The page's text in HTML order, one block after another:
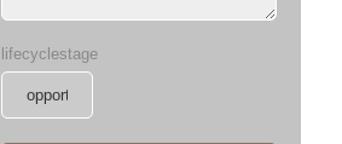
lifecyclestage